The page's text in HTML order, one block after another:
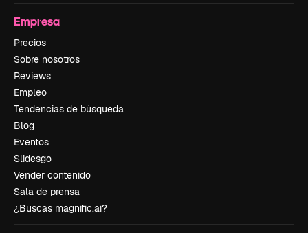
Empresa
Precios
Sobre nosotros
Reviews
Empleo
Tendencias de búsqueda
Blog
Eventos
Slidesgo
Vender contenido
Sala de prensa
¿Buscas magnific.ai?